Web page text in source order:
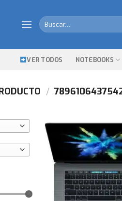
Buscar
por:
VER TODOS NOTEBOOKS
/